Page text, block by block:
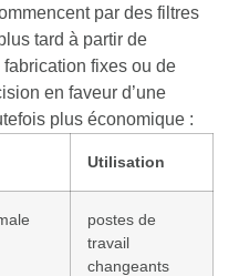
par des filtres
tard à partir de
fixes ou de
en faveur d’une
plus économique :
Utilisation
postes de
travail
changeants